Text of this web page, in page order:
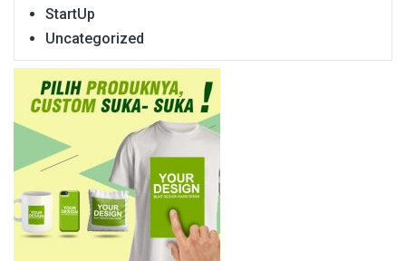
StartUp
Uncategorized